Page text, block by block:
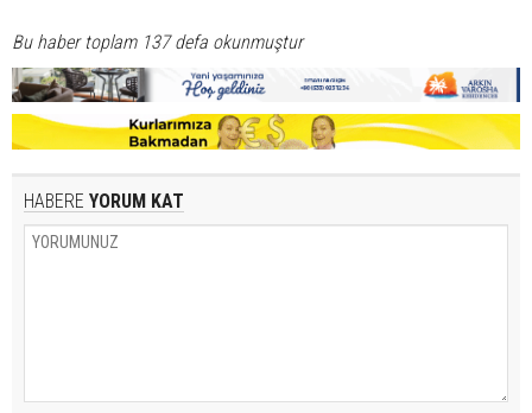
Bu haber toplam 137 defa okunmuştur
HABERE YORUM KAT